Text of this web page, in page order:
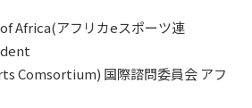
Africa(アフリカeスポーツ連
Comsortium) 国際諮問委員会 アフ